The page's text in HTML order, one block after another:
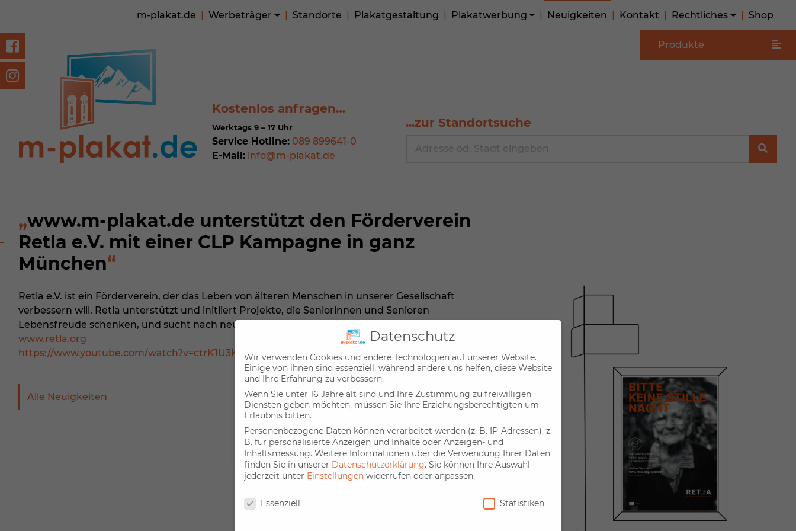
m-plakat.de Werbeträger Standorte Plakatgestaltung Plakatwerbung Neuigkeiten Kontakt Rechtliches Shop
Produkte
...zur Standortsuche
Kostenlos anfragen…
Werktags 9 – 17 Uhr
Service Hotline: 089 899641-0
E-Mail: info@m-plakat.de
www.m-plakat.de unterstützt den Förderverein
Retla e.V. mit einer CLP Kampagne in ganz
München
Retla e.V. ist ein Förderverein, der das Leben von älteren Menschen in unserer Gesellschaft
verbessern will. Retla unterstützt und initiiert Projekte, die Seniorinnen und Senioren
Lebensfreude schenken, und sucht nach neuen Wegen für ein solidarisches Miteinander.
www.retla.org
https://www.youtube.com/watch?v=ctrK1U3KjfA
Alle Neuigkeiten
Datenschutz
Wir verwenden Cookies und andere Technologien auf unserer Website.
Einige von ihnen sind essenziell, während andere uns helfen, diese Website
und Ihre Erfahrung zu verbessern.
Wenn Sie unter 16 Jahre alt sind und Ihre Zustimmung zu freiwilligen
Diensten geben möchten, müssen Sie Ihre Erziehungsberechtigten um
Erlaubnis bitten.
Personenbezogene Daten können verarbeitet werden (z. B. IP-Adressen), z.
B. für personalisierte Anzeigen und Inhalte oder Anzeigen- und
Inhaltsmessung. Weitere Informationen über die Verwendung Ihrer Daten
finden Sie in unserer Datenschutzerklärung. Sie können Ihre Auswahl
jederzeit unter Einstellungen widerrufen oder anpassen.
Essenziell Statistiken